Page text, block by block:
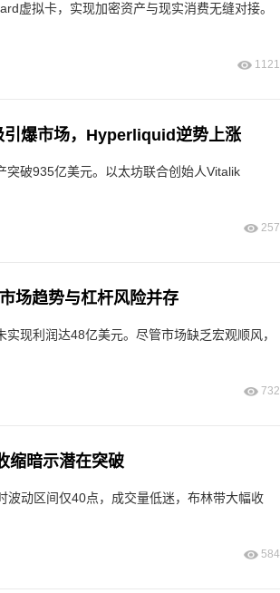
虚拟卡，实现加密资产与现实消费无缝对接。
1121
引爆市场，Hyperliquid逆势上涨
破935亿美元。以太坊联合创始人Vitalik
257
场趋势与杠杆风险并存
现利润达48亿美元。尽管市场缺乏宏观顺风，
732
缩暗示潜在突破
波动区间仅40点，成交量低迷，布林带大幅收
584